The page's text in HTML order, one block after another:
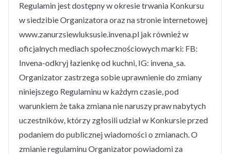
Regulamin jest dostępny w okresie trwania Konkursu
w siedzibie Organizatora oraz na stronie internetowej
www.zanurzsiewluksusie.invena.pl jak również w
oficjalnych mediach społecznościowych marki: FB:
Invena-odkryj łazienkę od kuchni, IG: invena_sa.
Organizator zastrzega sobie uprawnienie do zmiany
niniejszego Regulaminu w każdym czasie, pod
warunkiem że taka zmiana nie naruszy praw nabytych
uczestników, którzy zgłosili udział w Konkursie przed
podaniem do publicznej wiadomości o zmianach. O
zmianie regulaminu Organizator powiadomi za